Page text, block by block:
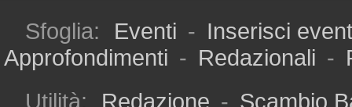
Sfoglia: Eventi - Inserisci
Approfondimenti - Redazionali -
Utilità:
Redazione - Scambio